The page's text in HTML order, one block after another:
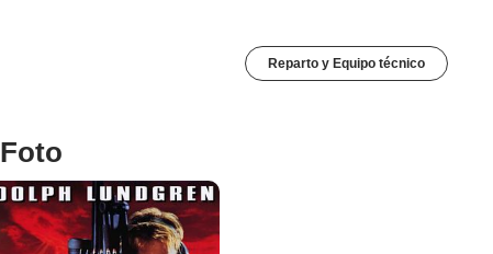
Reparto y Equipo técnico
Foto